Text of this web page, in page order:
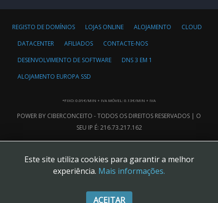
REGISTO DE DOMÍNIOS LOJAS ONLINE ALOJAMENTO
CLOUD
DATACENTER
AFILIADOS
CONTACTE-NOS
DESENVOLVIMENTO DE SOFTWARE
DNS 3 EM 1
ALOJAMENTO EUROPA SSD
*FIXO: 0.09€/MIN + IVA MÓVEL: 0.13€/MIN + IVA
POWER BY CIBERCONCEITO - TODOS OS DIREITOS RESERVADOS | O
SEU IP É: 216.73.217.162
Este site utiliza cookies para garantir a melhor
experiência. Mais informações.
ACEITAR